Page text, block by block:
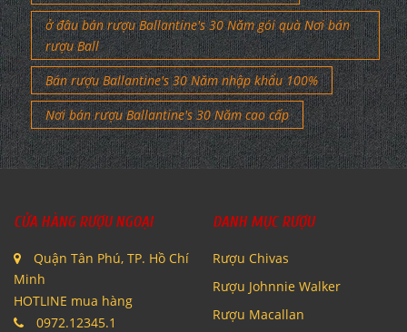
ở đâu bán rượu Ballantine's 30 Năm gói quà Nơi bán
rượu Ball
Bán rượu Ballantine's 30 Năm nhập khẩu 100%
Nơi bán rượu Ballantine's 30 Năm cao cấp
CỬA HÀNG RƯỢU NGOẠI
Quận Tân Phú, TP. Hồ Chí
Minh
HOTLINE mua hàng
0972.12345.1
DANH MỤC RƯỢU
Rượu Chivas
Rượu Johnnie Walker
Rượu Macallan